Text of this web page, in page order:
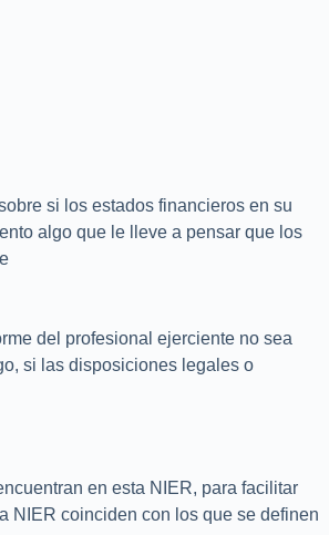
si los estados financieros en su
algo que le lleve a pensar que los
del profesional ejerciente no sea
si las disposiciones legales o
en esta NIER, para facilitar
NIER coinciden con los que se definen